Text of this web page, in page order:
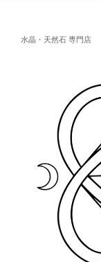
水晶・天然石 専門店